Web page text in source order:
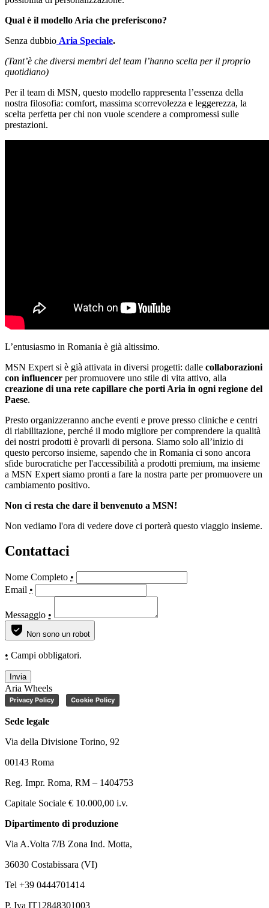
Qual è il modello Aria che preferiscono?
Senza dubbio Aria Speciale.
(Tant’è che diversi membri del team l’hanno scelta per il proprio
quotidiano)
Per il team di MSN, questo modello rappresenta l’essenza della
nostra filosofia: comfort, massima scorrevolezza e leggerezza, la
scelta perfetta per chi non vuole scendere a compromessi sulle
prestazioni.
L’entusiasmo in Romania è già altissimo.
MSN Expert si è già attivata in diversi progetti: dalle collaborazioni
con influencer per promuovere uno stile di vita attivo, alla
creazione di una rete capillare che porti Aria in ogni regione del
Paese.
Presto organizzeranno anche eventi e prove presso cliniche e centri
di riabilitazione, perché il modo migliore per comprendere la qualità
dei nostri prodotti è provarli di persona. Siamo solo all’inizio di
questo percorso insieme, sapendo che in Romania ci sono ancora
sfide burocratiche per l'accessibilità a prodotti premium, ma insieme
a MSN Expert siamo pronti a fare la nostra parte per promuovere un
cambiamento positivo.
Non ci resta che dare il benvenuto a MSN!
Non vediamo l'ora di vedere dove ci porterà questo viaggio insieme.
Contattaci
Nome Completo •
Email •
Messaggio •
Non sono un robot
• Campi obbligatori.
Invia
Aria Wheels
Privacy Policy Cookie Policy
Sede legale
Via della Divisione Torino, 92
00143 Roma
Reg. Impr. Roma, RM – 1404753
Capitale Sociale € 10.000,00 i.v.
Dipartimento di produzione
Via A.Volta 7/B Zona Ind. Motta,
36030 Costabissara (VI)
Tel +39 0444701414
P. Iva IT12848301003